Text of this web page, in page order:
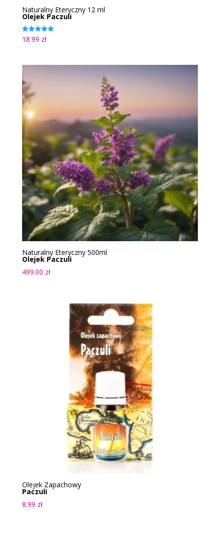
Naturalny Eteryczny 12 ml
Olejek Paczuli
Oceniono
5.00
18.99 zł
Naturalny Eteryczny 500ml
Olejek Paczuli
499.00 zł
Olejek Zapachowy
Paczuli
8.99 zł